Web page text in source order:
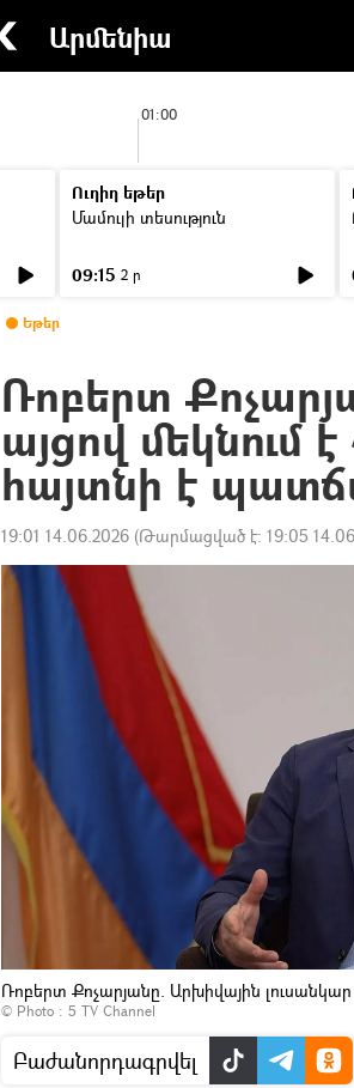
Արմենիա
01:00
Ուղիղ եթեր
Մամուլի տեսություն
09:15 2 ր
Եթեր
Ռոբերտ
այցով մեկնում
հայտնի է
19:01 14.06.2026 (Թարմացված է: 19:05
Ռոբերտ Քոչարյանը. Արխիվային լուսանկար
© Photo : 5 TV Channel
Բաժանորդագրվել